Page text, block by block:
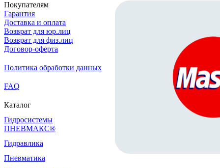
Покупателям
Гарантия
Доставка и оплата
Возврат для юр.лиц
Возврат для физ.лиц
Договор-оферта
Политика обработки данных
FAQ
Каталог
Гидросистемы
ПНЕВМАКС®
Гидравлика
Пневматика